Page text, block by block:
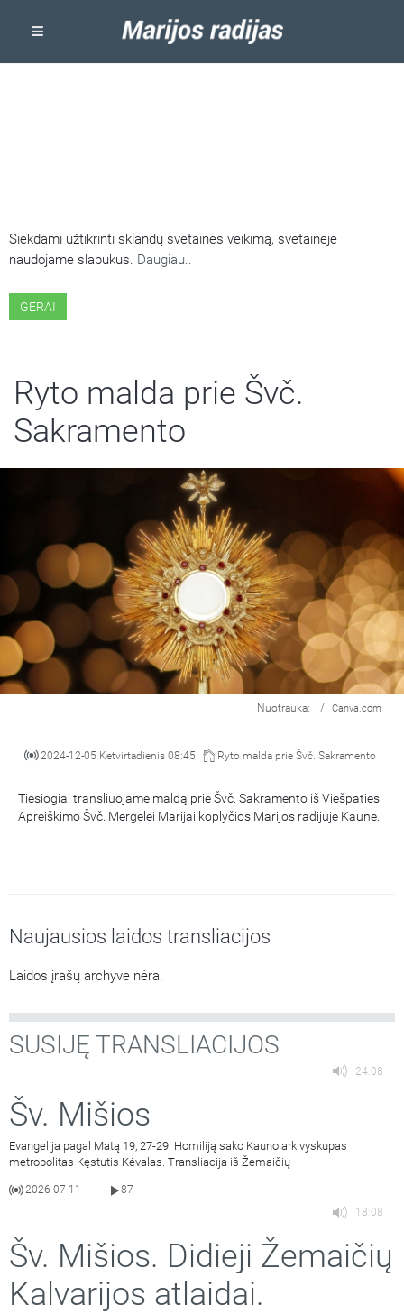
Siekdami užtikrinti sklandų svetainės veikimą, svetainėje
naudojame slapukus. Daugiau..
GERAI
Ryto malda prie Švč.
Sakramento
Nuotrauka: / Canva.com
2024-12-05 Ketvirtadienis 08:45 Ryto malda prie Švč. Sakramento
Tiesiogiai transliuojame maldą prie Švč. Sakramento iš Viešpaties
Apreiškimo Švč. Mergelei Marijai koplyčios Marijos radijuje Kaune.
Naujausios laidos transliacijos
Laidos įrašų archyve nėra.
SUSIJĘ TRANSLIACIJOS
24:08
Šv. Mišios
Evangelija pagal Matą 19, 27-29. Homiliją sako Kauno arkivyskupas
metropolitas Kęstutis Kėvalas. Transliacija iš Žemaičių
2026-07-11
87
18:08
Šv. Mišios. Didieji Žemaičių
Kalvarijos atlaidai.